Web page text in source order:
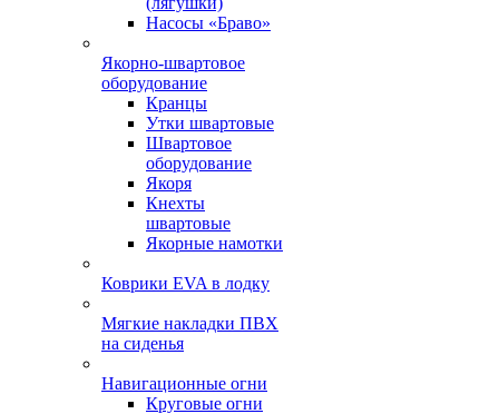
Насосы «Браво»
Якорно-швартовое
оборудование
Кранцы
Утки швартовые
Швартовое
оборудование
Якоря
Кнехты
швартовые
Якорные намотки
Коврики EVA в лодку
Мягкие накладки ПВХ
на сиденья
Навигационные огни
Круговые огни